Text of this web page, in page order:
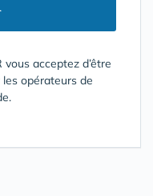
acceptez d’être
opérateurs de